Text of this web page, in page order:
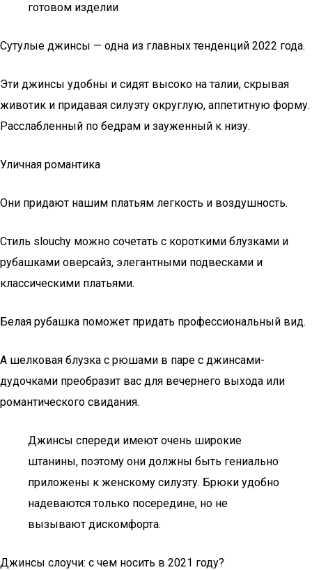
готовом изделии
Сутулые джинсы — одна из главных тенденций 2022 года.
Эти джинсы удобны и сидят высоко на талии, скрывая
животик и придавая силуэту округлую, аппетитную форму.
Расслабленный по бедрам и зауженный к низу.
Уличная романтика
Они придают нашим платьям легкость и воздушность.
Стиль slouchy можно сочетать с короткими блузками и
рубашками оверсайз, элегантными подвесками и
классическими платьями.
Белая рубашка поможет придать профессиональный вид.
А шелковая блузка с рюшами в паре с джинсами-
дудочками преобразит вас для вечернего выхода или
романтического свидания.
Джинсы спереди имеют очень широкие
штанины, поэтому они должны быть гениально
приложены к женскому силуэту. Брюки удобно
надеваются только посередине, но не
вызывают дискомфорта.
Джинсы слоучи: с чем носить в 2021 году?